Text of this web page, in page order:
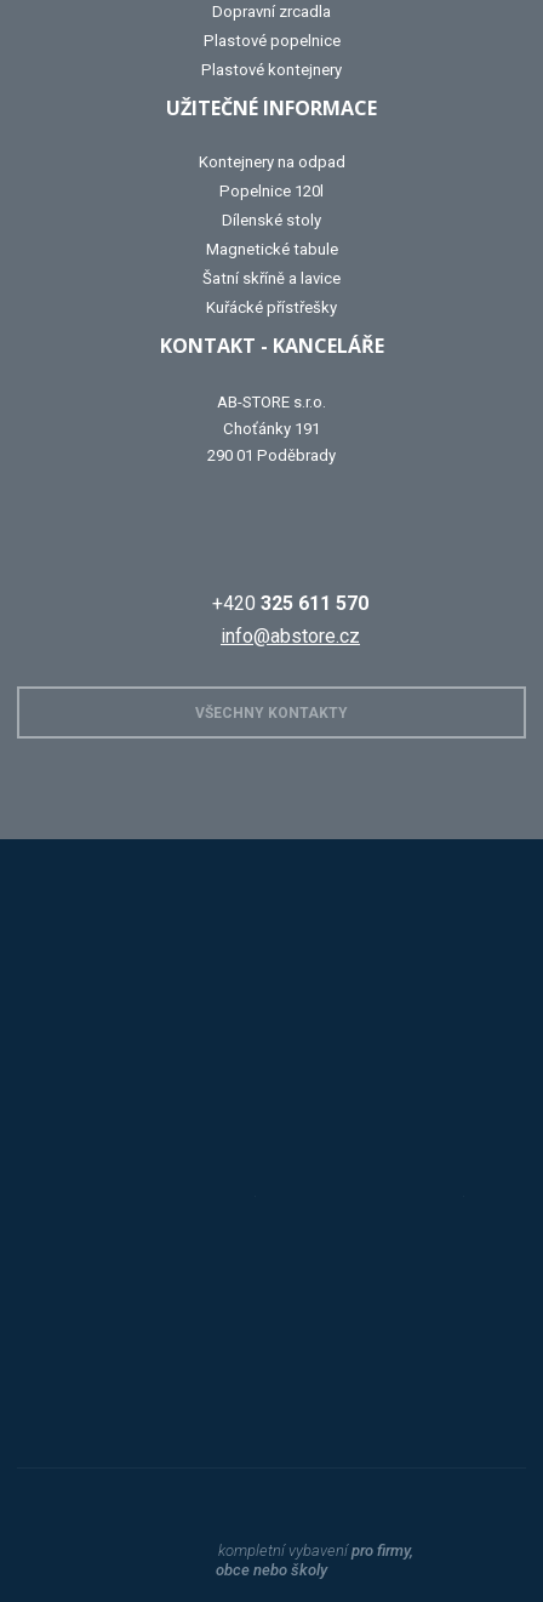
Dopravní zrcadla
Plastové popelnice
Plastové kontejnery
UŽITEČNÉ INFORMACE
Kontejnery na odpad
Popelnice 120l
Dílenské stoly
Magnetické tabule
Šatní skříně a lavice
Kuřácké přístřešky
KONTAKT - KANCELÁŘE
AB-STORE s.r.o.
Choťánky 191
290 01 Poděbrady
+420 325 611 570
info@abstore.cz
VŠECHNY KONTAKTY
kompletní vybavenípro firmy,
obce nebo školy